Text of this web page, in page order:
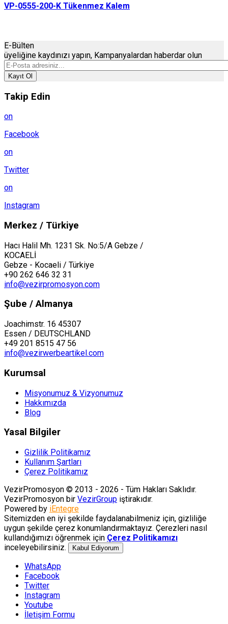
VP-0555-200-K Tükenmez Kalem
E-Bülten
üyeliğine kaydınızı yapın, Kampanyalardan haberdar olun
Kayıt Ol
Takip Edin
on
Facebook
on
Twitter
on
Instagram
Merkez / Türkiye
Hacı Halil Mh. 1231 Sk. No:5/A Gebze /
KOCAELİ
Gebze - Kocaeli / Türkiye
+90 262 646 32 31
info@vezirpromosyon.com
Şube / Almanya
Joachimstr. 16 45307
Essen / DEUTSCHLAND
+49 201 8515 47 56
info@vezirwerbeartikel.com
Kurumsal
Misyonumuz & Vizyonumuz
Hakkımızda
Blog
Yasal Bilgiler
Gizlilik Politikamız
Kullanım Şartları
Çerez Politikamız
VezirPromosyon © 2013 - 2026 - Tüm Hakları Saklıdır.
VezirPromosyon bir VezirGroup iştirakıdır.
Powered by iEntegre
Sitemizden en iyi şekilde faydalanabilmeniz için, gizliliğe
uygun şekilde çerez konumlandırmaktayız. Çerezleri nasıl
kullandığımızı öğrenmek için Çerez Politikamızı
inceleyebilirsiniz.
Kabul Ediyorum
WhatsApp
Facebook
Twitter
Instagram
Youtube
İletişim Formu